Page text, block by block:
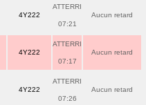
4Y222
ATTERRI
07:21
Aucun retard
4Y222
ATTERRI
07:17
Aucun retard
4Y222
ATTERRI
07:26
Aucun retard